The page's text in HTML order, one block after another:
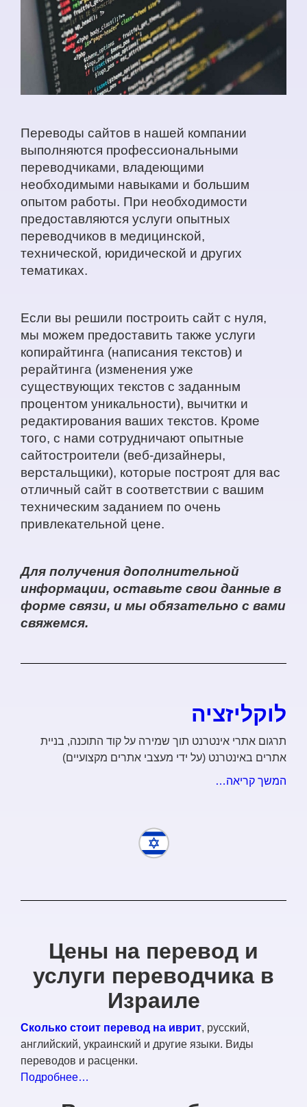
Переводы сайтов в нашей компании
выполняются профессиональными
переводчиками, владеющими
необходимыми навыками и большим
опытом работы. При необходимости
предоставляются услуги опытных
переводчиков в медицинской,
технической, юридической и других
тематиках.
Если вы решили построить сайт с нуля,
мы можем предоставить также услуги
копирайтинга (написания текстов) и
рерайтинга (изменения уже
существующих текстов с заданным
процентом уникальности), вычитки и
редактирования ваших текстов. Кроме
того, с нами сотрудничают опытные
сайтостроители (веб-дизайнеры,
верстальщики), которые построят для вас
отличный сайт в соответствии с вашим
техническим заданием по очень
привлекательной цене.
Для получения дополнительной
информации, оставьте свои данные в
форме связи, и мы обязательно с вами
свяжемся.
לוקליזציה
תרגום אתרי אינטרנט תוך שמירה על קוד התוכנה, בניית
אתרים באינטרנט (על ידי מעצבי אתרים מקצועיים)
המשך קריאה…
Цены на перевод и
услуги переводчика в
Израиле
Сколько стоит перевод на иврит, русский,
английский, украинский и другие языки. Виды
переводов и расценки.
Подробнее…